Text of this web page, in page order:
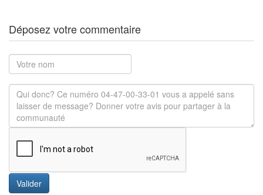
Déposez votre commentaire
Valider